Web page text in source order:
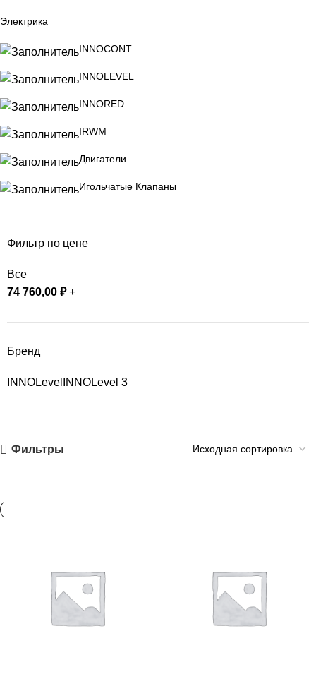
Электрика
INNOCONT
INNOLEVEL
INNORED
IRWM
Двигатели
Игольчатые Клапаны
Фильтр по цене
Все
74 760,00 ₽+
Бренд
INNOLevel INNOLevel 3
Фильтры